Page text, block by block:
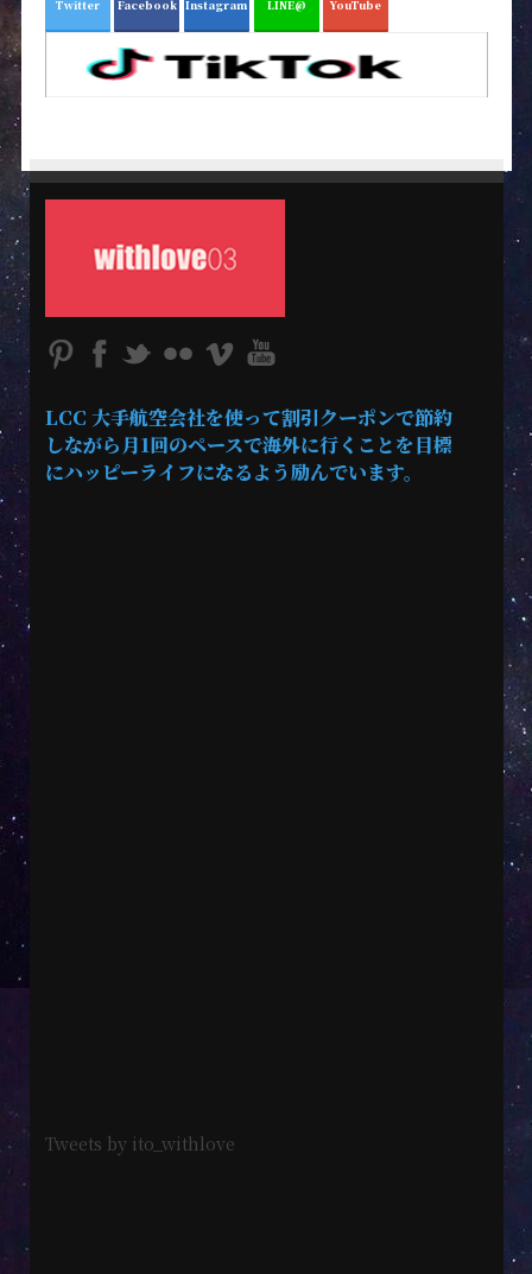
Twitter Facebook Instagram LINE@ YouTube
LCC 大手航空会社を使って割引クーポンで節約
しながら月1回のペースで海外に行くことを目標
にハッピーライフになるよう励んでいます。
Tweets by ito_withlove